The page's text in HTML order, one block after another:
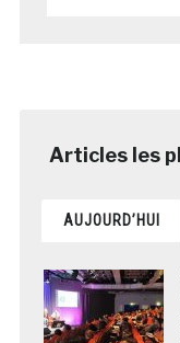
AUJOURD’HUI